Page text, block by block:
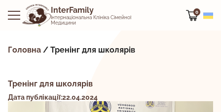
InterFamily
Інтернаціональна Клініка Сімейної
Медицини
0
Головна / Тренінг для школярів
Тренінг для школярів
Дата публікації:22.04.2024